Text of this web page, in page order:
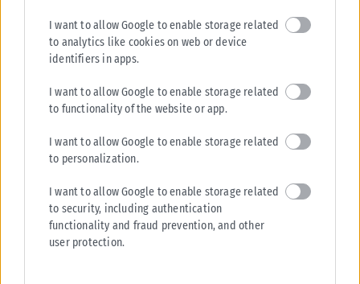
I want to allow Google to enable storage related
to analytics like cookies on web or device
identifiers in apps.
I want to allow Google to enable storage related
to functionality of the website or app.
I want to allow Google to enable storage related
to personalization.
I want to allow Google to enable storage related
to security, including authentication
functionality and fraud prevention, and other
user protection.